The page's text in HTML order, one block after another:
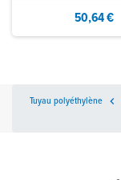
50,64 €

Tuyau polyéthylène